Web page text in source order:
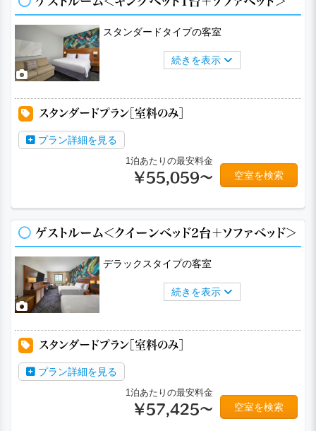
スタンダードタイプの客室
続きを表示
スタンダードプラン［室料のみ］
プラン詳細を見る
1泊あたりの最安料金
￥55,059～ 空室を検索
ゲストルーム＜クイーンベッド2台＋ソファベッド＞
デラックスタイプの客室
続きを表示
スタンダードプラン［室料のみ］
プラン詳細を見る
1泊あたりの最安料金
￥57,425～ 空室を検索